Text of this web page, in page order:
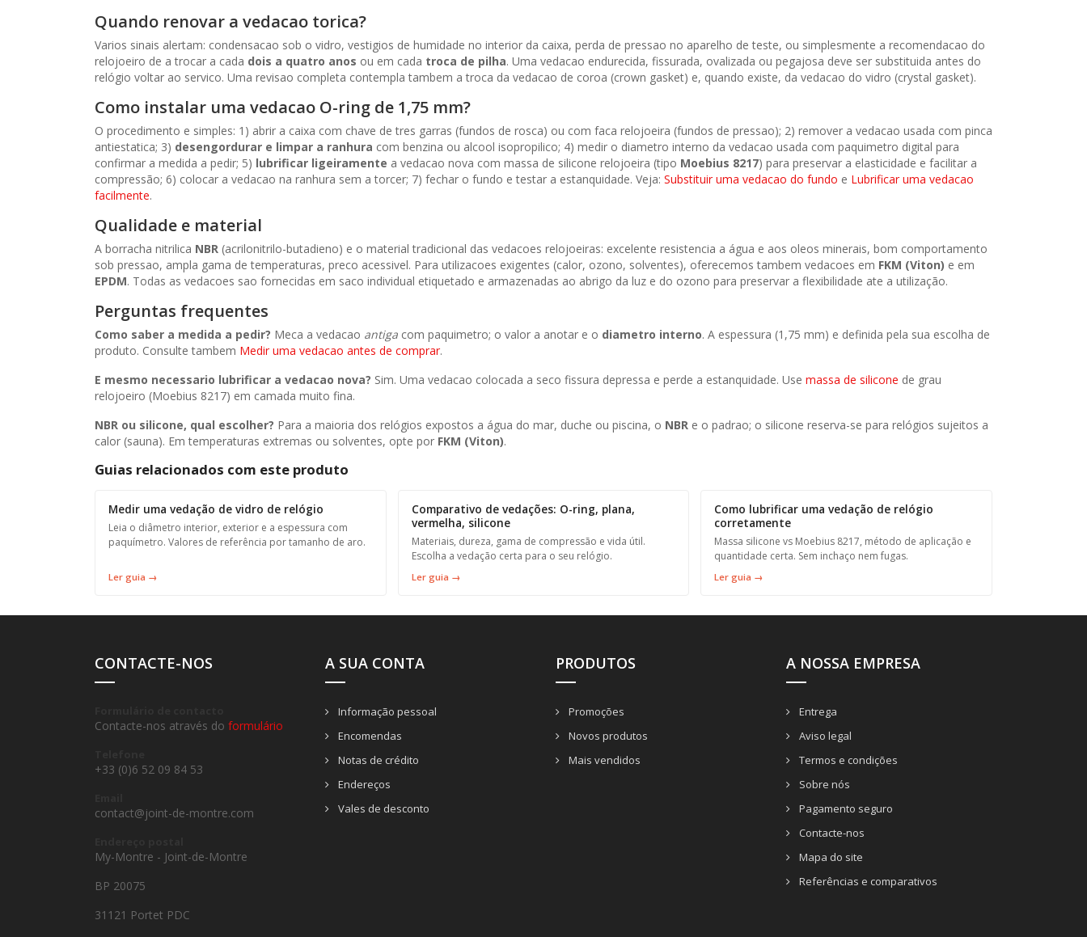
Quando renovar a vedacao torica?
Varios sinais alertam: condensacao sob o vidro, vestigios de humidade no interior da caixa, perda de pressao no aparelho de teste, ou simplesmente a recomendacao do
relojoeiro de a trocar a cada dois a quatro anos ou em cada troca de pilha. Uma vedacao endurecida, fissurada, ovalizada ou pegajosa deve ser substituida antes do
relógio voltar ao servico. Uma revisao completa contempla tambem a troca da vedacao de coroa (crown gasket) e, quando existe, da vedacao do vidro (crystal gasket).
Como instalar uma vedacao O-ring de 1,75 mm?
O procedimento e simples: 1) abrir a caixa com chave de tres garras (fundos de rosca) ou com faca relojoeira (fundos de pressao); 2) remover a vedacao usada com pinca
antiestatica; 3) desengordurar e limpar a ranhura com benzina ou alcool isopropilico; 4) medir o diametro interno da vedacao usada com paquimetro digital para
confirmar a medida a pedir; 5) lubrificar ligeiramente a vedacao nova com massa de silicone relojoeira (tipo Moebius 8217) para preservar a elasticidade e facilitar a
compressão; 6) colocar a vedacao na ranhura sem a torcer; 7) fechar o fundo e testar a estanquidade. Veja: Substituir uma vedacao do fundo e Lubrificar uma vedacao
facilmente.
Qualidade e material
A borracha nitrilica NBR (acrilonitrilo-butadieno) e o material tradicional das vedacoes relojoeiras: excelente resistencia a água e aos oleos minerais, bom comportamento
sob pressao, ampla gama de temperaturas, preco acessivel. Para utilizacoes exigentes (calor, ozono, solventes), oferecemos tambem vedacoes em FKM (Viton) e em
EPDM. Todas as vedacoes sao fornecidas em saco individual etiquetado e armazenadas ao abrigo da luz e do ozono para preservar a flexibilidade ate a utilização.
Perguntas frequentes
Como saber a medida a pedir? Meca a vedacao antiga com paquimetro; o valor a anotar e o diametro interno. A espessura (1,75 mm) e definida pela sua escolha de
produto. Consulte tambem Medir uma vedacao antes de comprar.
E mesmo necessario lubrificar a vedacao nova? Sim. Uma vedacao colocada a seco fissura depressa e perde a estanquidade. Use massa de silicone de grau
relojoeiro (Moebius 8217) em camada muito fina.
NBR ou silicone, qual escolher? Para a maioria dos relógios expostos a água do mar, duche ou piscina, o NBR e o padrao; o silicone reserva-se para relógios sujeitos a
calor (sauna). Em temperaturas extremas ou solventes, opte por FKM (Viton).
Guias relacionados com este produto
Medir uma vedação de vidro de relógio
Leia o diâmetro interior, exterior e a espessura com
paquímetro. Valores de referência por tamanho de aro.
Ler guia →
Comparativo de vedações: O-ring, plana,
vermelha, silicone
Materiais, dureza, gama de compressão e vida útil.
Escolha a vedação certa para o seu relógio.
Ler guia →
Como lubrificar uma vedação de relógio
corretamente
Massa silicone vs Moebius 8217, método de aplicação e
quantidade certa. Sem inchaço nem fugas.
Ler guia →
CONTACTE-NOS
Contacte-nos através do formulário
+33 (0)6 52 09 84 53
contact@joint-de-montre.com
My-Montre - Joint-de-Montre
BP 20075
31121 Portet PDC
A SUA CONTA
Informação pessoal
Encomendas
Notas de crédito
Endereços
Vales de desconto
PRODUTOS
Promoções
Novos produtos
Mais vendidos
A NOSSA EMPRESA
Entrega
Aviso legal
Termos e condições
Sobre nós
Pagamento seguro
Contacte-nos
Mapa do site
Referências e comparativos